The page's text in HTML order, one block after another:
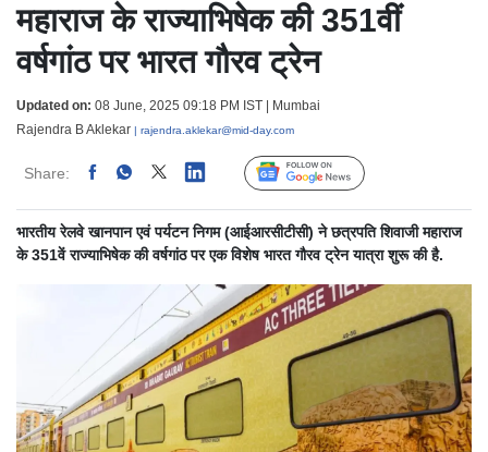
महाराज के राज्याभिषेक की 351वीं
वर्षगांठ पर भारत गौरव ट्रेन
Updated on: 08 June, 2025 09:18 PM IST | Mumbai
Rajendra B Aklekar | rajendra.aklekar@mid-day.com
Share: Linked Follow Us
भारतीय रेलवे खानपान एवं पर्यटन निगम (आईआरसीटीसी) ने छत्रपति शिवाजी महाराज
के 351वें राज्याभिषेक की वर्षगांठ पर एक विशेष भारत गौरव ट्रेन यात्रा शुरू की है.